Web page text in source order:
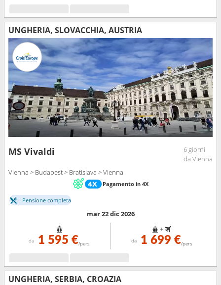
UNGHERIA, SLOVACCHIA, AUSTRIA
MS Vivaldi
6 giorni
da Vienna
Vienna > Budapest > Bratislava > Vienna
Pagamento in 4X
Pensione completa
mar 22 dic 2026
da 1 595 €/pers
+
da 1 699 €/pers
UNGHERIA, SERBIA, CROAZIA